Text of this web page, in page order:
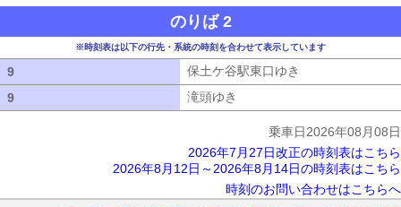
のりば 2
※時刻表は以下の行先・系統の時刻を合わせて表示しています
9 保土ケ谷駅東口ゆき
9
滝頭ゆき
乗車日2026年08月08日
2026年7月27日改正の時刻表はこちら
2026年8月12日～2026年8月14日の時刻表はこちら
時刻のお問い合わせはこちらへ